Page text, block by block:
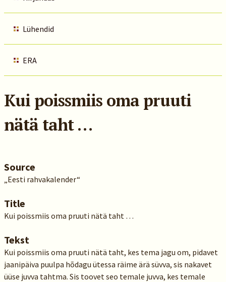
Lühendid
ERA
Kui poissmiis oma pruuti
nätä taht …
Source
„Eesti rahvakalender“
Title
Kui poissmiis oma pruuti nätä taht …
Tekst
Kui poissmiis oma pruuti nätä taht, kes tema jagu om, pidavet
jaanipäiva puulpa hõdagu ütessa räime ärä süvva, sis nakavet
üüse juvva tahtma. Sis toovet seo temale juvva, kes temale